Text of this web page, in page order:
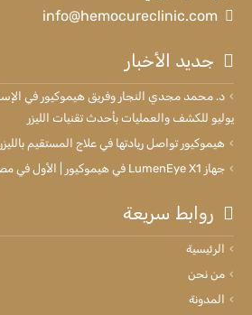
info@hemocureclinic.com
جديد الأخبار
يوليو للكشف والعمليات بأحدث تقنيات الليزر
هيموكيور تواصل ريادتها في علاج المستقيم بالليزر
جهاز LumenEye X1 في هيموكيور | الأول في مصر | تشخيص أمراض الشرج
روابط سريعة
الرئيسية
من نحن
المدونة